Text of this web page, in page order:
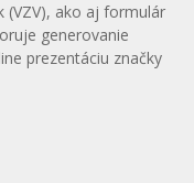
(VZV), ako aj formulár
generovanie
prezentáciu značky